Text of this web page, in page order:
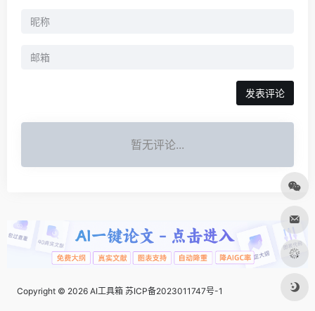
发表评论
暂无评论...
Copyright © 2026 AI工具箱 苏ICP备2023011747号-1